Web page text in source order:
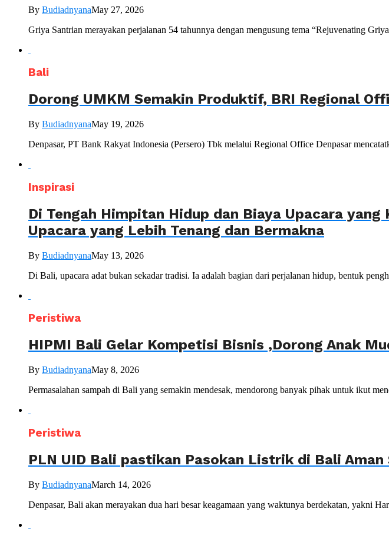
By BudiadnyanaMay 27, 2026
Griya Santrian merayakan perjalanan 54 tahunnya dengan mengusung tema “Rejuvenating
Bali
Dorong UMKM Semakin Produktif, BRI Regional
By BudiadnyanaMay 19, 2026
Denpasar, PT Bank Rakyat Indonesia (Persero) Tbk melalui Regional Office Denpasar
Inspirasi
Di Tengah Himpitan Hidup dan Biaya Upacara
Upacara yang Lebih Tenang dan Bermakna
By BudiadnyanaMay 13, 2026
Di Bali, upacara adat bukan sekadar tradisi. Ia adalah bagian dari perjalanan hidup, bentuk
Peristiwa
HIPMI Bali Gelar Kompetisi Bisnis ,Dorong Anak
By BudiadnyanaMay 8, 2026
Permasalahan sampah di Bali yang semakin mendesak, mendorong banyak pihak untuk ikut
Peristiwa
PLN UID Bali pastikan Pasokan Listrik di Bali
By BudiadnyanaMarch 14, 2026
Denpasar, Bali akan merayakan dua hari besar keagamaan yang waktunya berdekatan, yakni